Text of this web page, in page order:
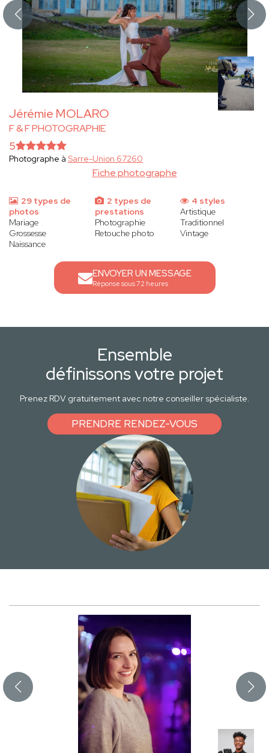
Jérémie MOLARO
F & F PHOTOGRAPHIE
Fiche photographe
5
Photographe à Sarre-Union 67260
29 types de
photos
Mariage
Grossesse
Naissance
2 types de
prestations
Photographie
Retouche photo
4 styles
Artistique
Traditionnel
Vintage
ENVOYER UN MESSAGE
Réponse sous 72 heures
Ensemble
définissons votre projet
Prenez RDV gratuitement avec notre conseiller spécialiste.
PRENDRE RENDEZ-VOUS